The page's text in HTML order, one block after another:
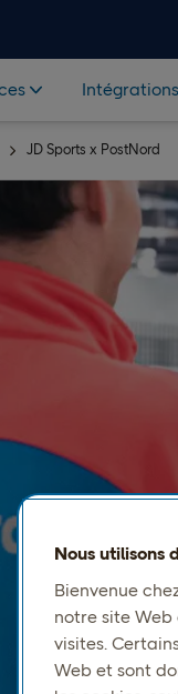
Intégrations
JD Sports x PostNord
Nous utilisons
Bienvenue
notre site Web
visites.
Web et sont